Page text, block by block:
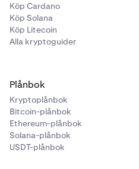
Köp Cardano
Köp Solana
Köp Litecoin
Alla kryptoguider
Plånbok
Kryptoplånbok
Bitcoin-plånbok
Ethereum-plånbok
Solana-plånbok
USDT-plånbok